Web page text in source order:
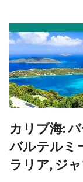
カリブ海:
バルテルミ
ラリア, ジ